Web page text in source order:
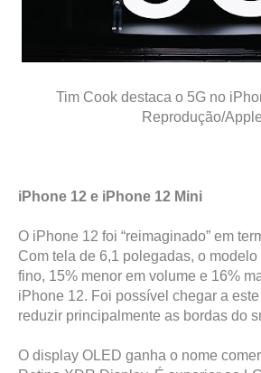
Tim Cook destaca o 5G no
Reprodução/Apple
iPhone 12 e iPhone 12 Mini
O iPhone 12 foi “reimaginado” em
Com tela de 6,1 polegadas, o
fino, 15% menor em volume e 16%
iPhone 12. Foi possível chegar a
reduzir principalmente as bordas do
O display OLED ganha o nome